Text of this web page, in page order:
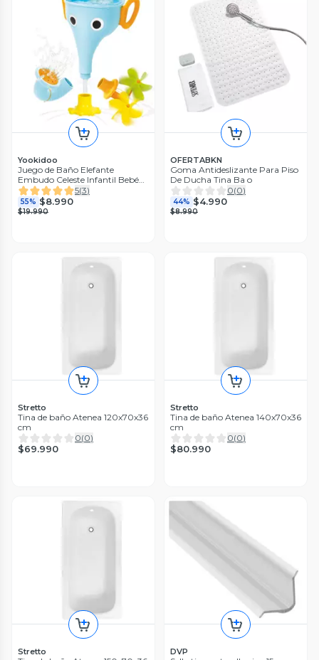
Yookidoo
Juego de Baño Elefante
Embudo Celeste Infantil Bebé
Niño Niña Tina Yookidoo
5(3)
55% $8.990
$19.990
OFERTABKN
Goma Antideslizante Para Piso
De Ducha Tina Ba o
0(0)
44% $4.990
$8.990
Stretto
Tina de baño Atenea 120x70x36
cm
0(0)
$69.990
Stretto
Tina de baño Atenea 140x70x36
cm
0(0)
$80.990
Stretto DVP